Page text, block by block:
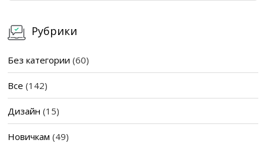
Рубрики
Без категории (60)
Все (142)
Дизайн (15)
Новичкам (49)